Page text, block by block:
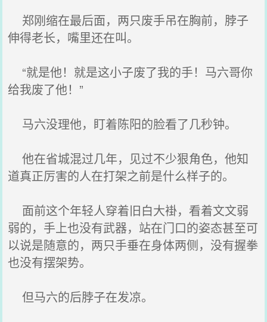
郑刚缩在最后面，两只废手吊在胸前，脖子
伸得老长，嘴里还在叫。
“就是他！就是这小子废了我的手！马六哥你
给我废了他！”
马六没理他，盯着陈阳的脸看了几秒钟。
他在省城混过几年，见过不少狠角色，他知
道真正厉害的人在打架之前是什么样子的。
面前这个年轻人穿着旧白大褂，看着文文弱
弱的，手上也没有武器，站在门口的姿态甚至可
以说是随意的，两只手垂在身体两侧，没有握拳
也没有摆架势。
但马六的后脖子在发凉。